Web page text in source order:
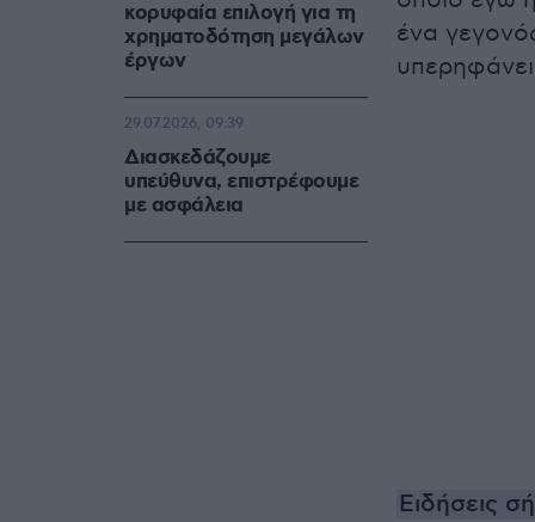
ένα
Ειδήσεις
κορυφαία επιλογή για τη
χρηματοδότηση μεγάλων
έργων
Διασκεδάζουμε
υπεύθυνα, επιστρέφουμε
με ασφάλεια
29.07.2026, 09:39